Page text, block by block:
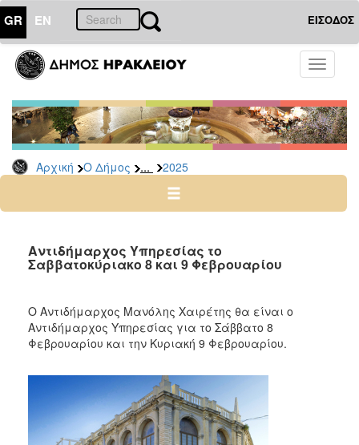
GR EN ΕΙΣΟΔΟΣ
Toggle
Αρχική Ο Δήμος ... 2025
ΔΗΜΟΣ
Δελτία
Τύπου
Αρχείο
2026
2024
2022
2020
2019
2016
2015
Αντιδήμαρχος Υπηρεσίας το
Σαββατοκύριακο 8 και 9 Φεβρουαρίου
Ο Αντιδήμαρχος Μανόλης Χαιρέτης θα είναι ο
Αντιδήμαρχος Υπηρεσίας για το Σάββατο 8
Φεβρουαρίου και την Κυριακή 9 Φεβρουαρίου.